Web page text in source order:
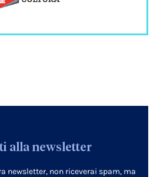
alla newsletter
newsletter, non riceverai spam, ma